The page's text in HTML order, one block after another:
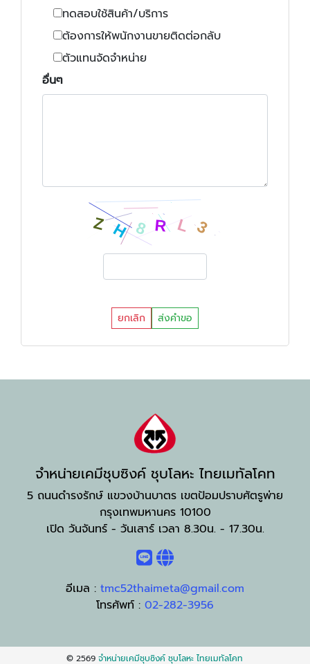
ทดสอบใช้สินค้า/บริการ
ต้องการให้พนักงานขายติดต่อกลับ
ตัวแทนจัดจำหน่าย
อื่นๆ
ยกเลิก ส่งคำขอ
จำหน่ายเคมีชุบซิงค์ ชุบโลหะ ไทยเมทัลโคท
5 ถนนดำรงรักษ์ แขวงบ้านบาตร เขตป้อมปราบศัตรูพ่าย
กรุงเทพมหานคร 10100
เปิด วันจันทร์ - วันเสาร์ เวลา 8.30น. - 17.30น.
อีเมล : tmc52thaimeta@gmail.com
โทรศัพท์ : 02-282-3956
© 2569จำหน่ายเคมีชุบซิงค์ ชุบโลหะ ไทยเมทัลโคท